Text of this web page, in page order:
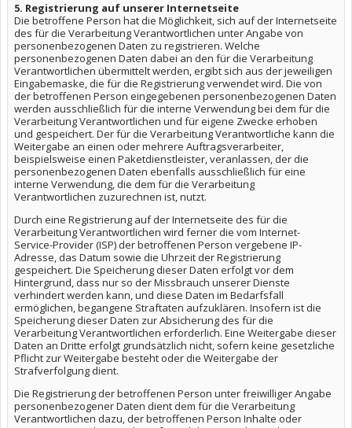
5. Registrierung auf unserer Internetseite
Die betroffene Person hat die Möglichkeit, sich auf der Internetseite
des für die Verarbeitung Verantwortlichen unter Angabe von
personenbezogenen Daten zu registrieren. Welche
personenbezogenen Daten dabei an den für die Verarbeitung
Verantwortlichen übermittelt werden, ergibt sich aus der jeweiligen
Eingabemaske, die für die Registrierung verwendet wird. Die von
der betroffenen Person eingegebenen personenbezogenen Daten
werden ausschließlich für die interne Verwendung bei dem für die
Verarbeitung Verantwortlichen und für eigene Zwecke erhoben
und gespeichert. Der für die Verarbeitung Verantwortliche kann die
Weitergabe an einen oder mehrere Auftragsverarbeiter,
beispielsweise einen Paketdienstleister, veranlassen, der die
personenbezogenen Daten ebenfalls ausschließlich für eine
interne Verwendung, die dem für die Verarbeitung
Verantwortlichen zuzurechnen ist, nutzt.
Durch eine Registrierung auf der Internetseite des für die
Verarbeitung Verantwortlichen wird ferner die vom Internet-
Service-Provider (ISP) der betroffenen Person vergebene IP-
Adresse, das Datum sowie die Uhrzeit der Registrierung
gespeichert. Die Speicherung dieser Daten erfolgt vor dem
Hintergrund, dass nur so der Missbrauch unserer Dienste
verhindert werden kann, und diese Daten im Bedarfsfall
ermöglichen, begangene Straftaten aufzuklären. Insofern ist die
Speicherung dieser Daten zur Absicherung des für die
Verarbeitung Verantwortlichen erforderlich. Eine Weitergabe dieser
Daten an Dritte erfolgt grundsätzlich nicht, sofern keine gesetzliche
Pflicht zur Weitergabe besteht oder die Weitergabe der
Strafverfolgung dient.
Die Registrierung der betroffenen Person unter freiwilliger Angabe
personenbezogener Daten dient dem für die Verarbeitung
Verantwortlichen dazu, der betroffenen Person Inhalte oder